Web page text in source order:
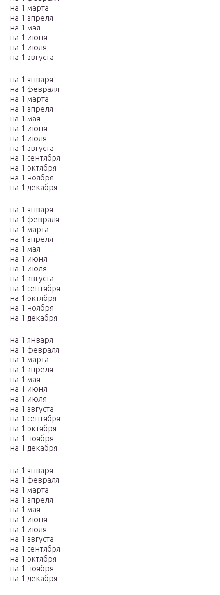
на 1 марта
на 1 апреля
на 1 мая
на 1 июня
на 1 июля
на 1 августа
на 1 января
на 1 февраля
на 1 марта
на 1 апреля
на 1 мая
на 1 июня
на 1 июля
на 1 августа
на 1 сентября
на 1 октября
на 1 ноября
на 1 декабря
на 1 января
на 1 февраля
на 1 марта
на 1 апреля
на 1 мая
на 1 июня
на 1 июля
на 1 августа
на 1 сентября
на 1 октября
на 1 ноября
на 1 декабря
на 1 января
на 1 февраля
на 1 марта
на 1 апреля
на 1 мая
на 1 июня
на 1 июля
на 1 августа
на 1 сентября
на 1 октября
на 1 ноября
на 1 декабря
на 1 января
на 1 февраля
на 1 марта
на 1 апреля
на 1 мая
на 1 июня
на 1 июля
на 1 августа
на 1 сентября
на 1 октября
на 1 ноября
на 1 декабря